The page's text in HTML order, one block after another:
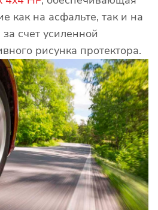
как на асфальте, так и на
счет усиленной
рисунка протектора.